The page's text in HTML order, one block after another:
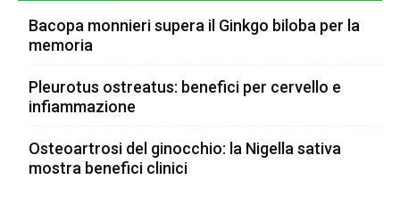
Bacopa monnieri supera il Ginkgo biloba per la
memoria
Pleurotus ostreatus: benefici per cervello e
infiammazione
Osteoartrosi del ginocchio: la Nigella sativa
mostra benefici clinici